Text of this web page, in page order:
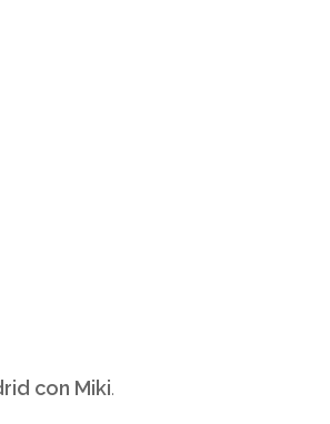
con Miki.